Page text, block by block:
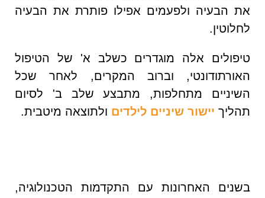
את הבעיה ולפעמים אפילו פותרת את הבעיה
לחלוטין.
טיפולים אלה מוגדרים כשלב א' של הטיפול
האורתודונטי, וברוב המקרים, לאחר שכל
השיניים מתחלפות, מתבצע שלב ב' לסיום
תהליך יישור שיניים לילדים ולתוצאה מיטבית.
בשנים האחרונות עם התקדמות הטכנולוגיה,